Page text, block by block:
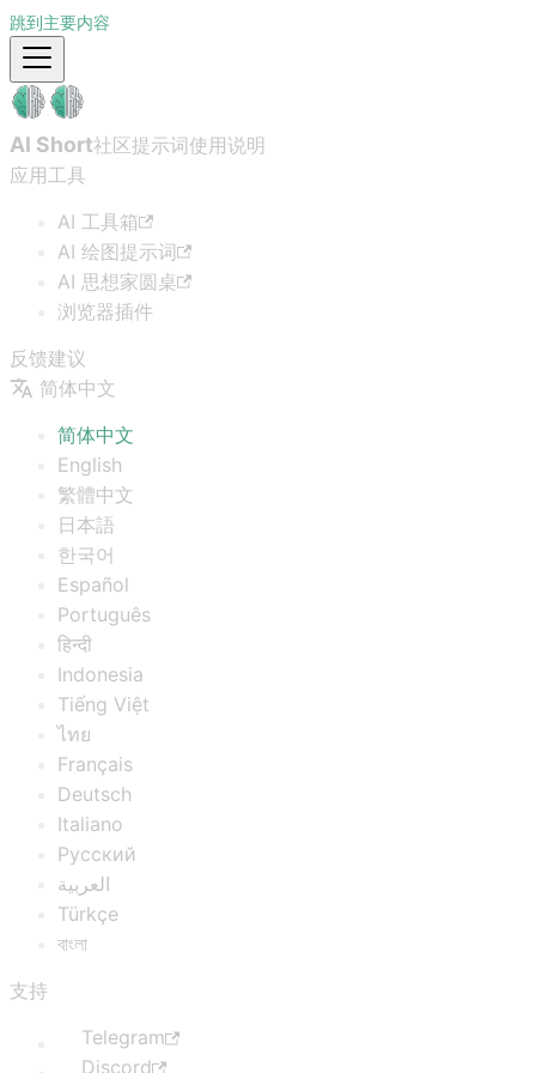
跳到主要内容
AI Short社区提示词使用说明
应用工具
AI 工具箱
AI 绘图提示词
AI 思想家圆桌
浏览器插件
反馈建议
简体中文
简体中文
English
繁體中文
日本語
한국어
Español
Português
हिन्दी
Indonesia
Tiếng Việt
ไทย
Français
Deutsch
Italiano
Русский
العربية
Türkçe
বাংলা
支持
Telegram
Discord